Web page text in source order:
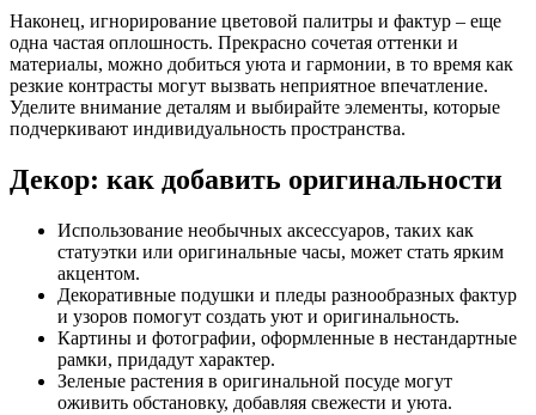
Наконец, игнорирование цветовой палитры и фактур – еще
одна частая оплошность. Прекрасно сочетая оттенки и
материалы, можно добиться уюта и гармонии, в то время как
резкие контрасты могут вызвать неприятное впечатление.
Уделите внимание деталям и выбирайте элементы, которые
подчеркивают индивидуальность пространства.
Декор: как добавить оригинальности
Использование необычных аксессуаров, таких как
статуэтки или оригинальные часы, может стать ярким
акцентом.
Декоративные подушки и пледы разнообразных фактур
и узоров помогут создать уют и оригинальность.
Картины и фотографии, оформленные в нестандартные
рамки, придадут характер.
Зеленые растения в оригинальной посуде могут
оживить обстановку, добавляя свежести и уюта.